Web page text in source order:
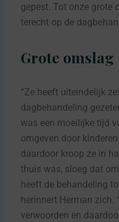
gepest. Tot onze grote
terecht op de
Grote omslag
“Ze heeft uiteindelijk
dagbehandeling
was een moeilijke tijd
omgeven door
daardoor kroop ze in
thuis was, sloeg dat
heeft de behandeling
herinnert Herman zich.
verwoorden en